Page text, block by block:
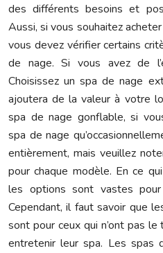
des différents besoins et
Aussi, si vous souhaitez acheter
vous devez vérifier certains
de nage. Si vous avez de
Choisissez un spa de nage
ajoutera de la valeur à votre
spa de nage gonflable, si
spa de nage
entièrement, mais veuillez
pour chaque modèle. En ce
les options sont vastes
Cependant, il faut savoir que
sont pour ceux qui n’ont pas
entretenir leur spa. Les spas